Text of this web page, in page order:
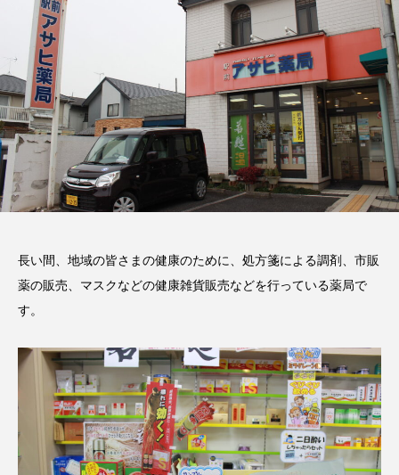
長い間、地域の皆さまの健康のために、処方箋による調剤、市販
薬の販売、マスクなどの健康雑貨販売などを行っている薬局で
す。